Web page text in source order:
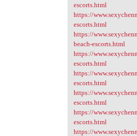
escorts.html
https://
escorts.html
https://
beach-escorts.html
https://
escorts.html
https://
escorts.html
https://
escorts.html
https://
escorts.html
https://